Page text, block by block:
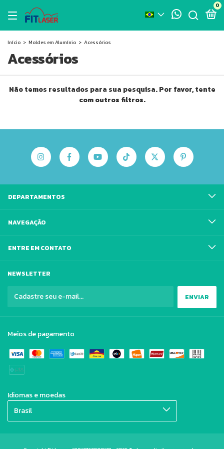
0
Início > Moldes em Alumínio > Acessórios
Acessórios
Não temos resultados para sua pesquisa. Por favor, tente
com outros filtros.
DEPARTAMENTOS
NAVEGAÇÃO
ENTRE EM CONTATO
NEWSLETTER
Meios de pagamento
Idiomas e moedas